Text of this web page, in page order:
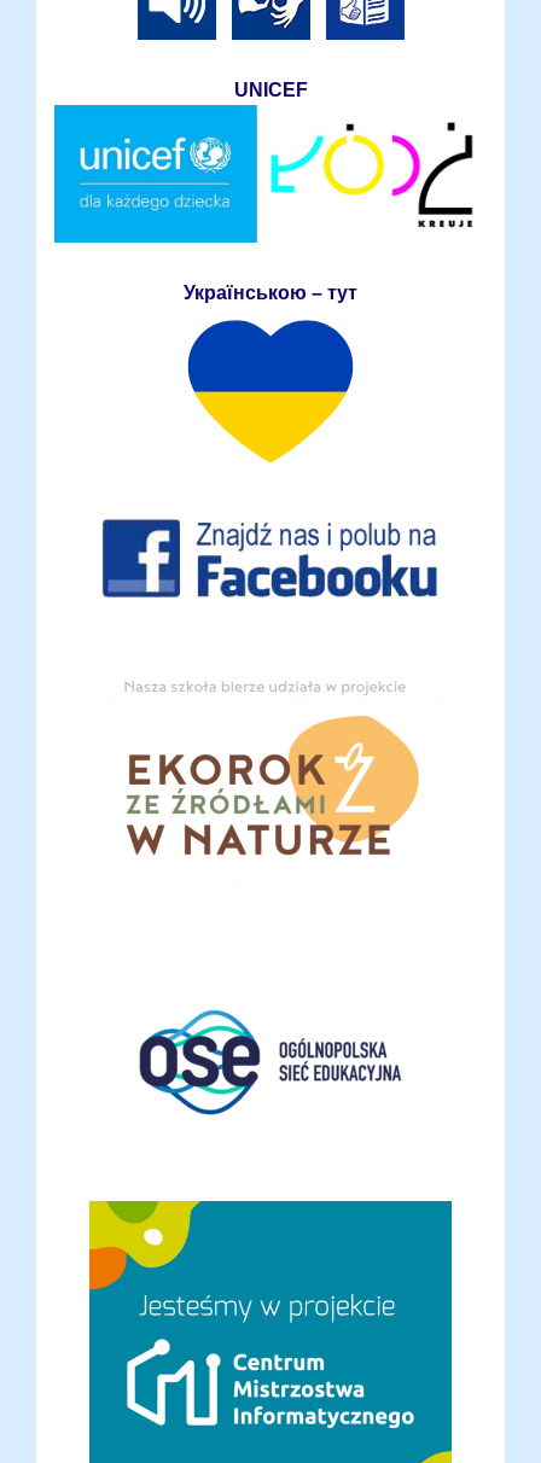
UNICEF
Українською – тут